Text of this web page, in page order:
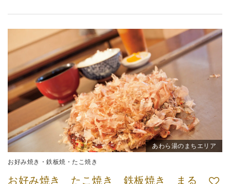
あわら湯のまちエリア
お好み焼き・鉄板焼・たこ焼き
お好み焼き たこ焼き 鉄板焼き まる